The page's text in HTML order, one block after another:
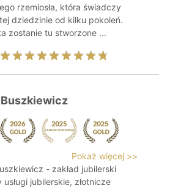
rzemiosła, która świadczy
tej dziedzinie od kilku pokoleń.
zostanie tu stworzone ...
Pokaż więcej >>
- zakład jubilerski
jubilerskie, złotnicze